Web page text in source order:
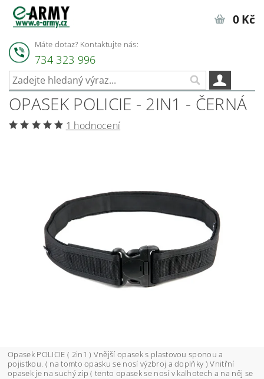
Máte dotaz? Kontaktujte nás:
734 323 996
0 Kč
OPASEK POLICIE - 2IN1 - ČERNÁ
1 hodnocení
Opasek POLICIE ( 2in1 ) Vnější opasek s plastovou sponou a
pojistkou. ( na tomto opasku se nosí výzbroj a doplňky ) Vnitřní
opasek je na suchý zip ( tento opasek se nosí v kalhotech a na něj se